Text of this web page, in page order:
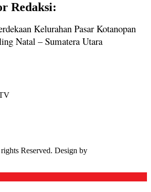
Redaksi:
Kelurahan Pasar Kotanopan
Natal – Sumatera Utara
Reserved. Design by